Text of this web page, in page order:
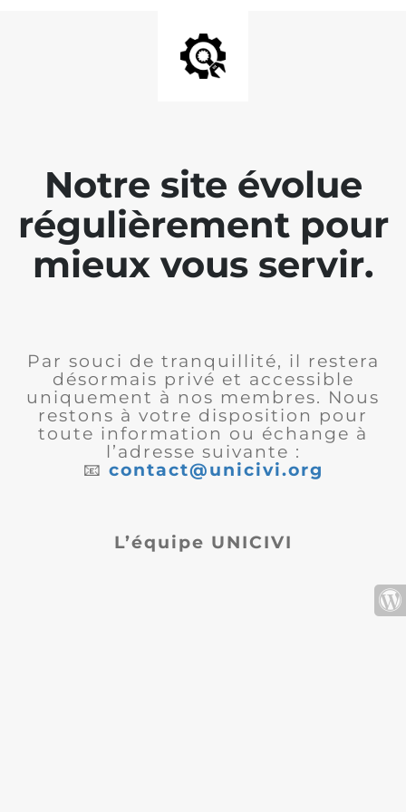
Notre site évolue
régulièrement pour
mieux vous servir.
Par souci de tranquillité, il restera
désormais privé et accessible
uniquement à nos membres. Nous
restons à votre disposition pour
toute information ou échange à
l’adresse suivante :
📧 contact@unicivi.org
L’équipe UNICIVI